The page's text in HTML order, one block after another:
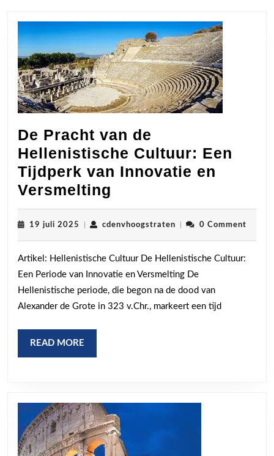
De Pracht van de
Hellenistische Cultuur: Een
Tijdperk van Innovatie en
Versmelting
Pracht
van
de
Hellenistische
Cultuur:
Een
19 juli 2025 19
cdenvhoogstratencdenvhoogstraten
0 Comment
Artikel: Hellenistische Cultuur De Hellenistische Cultuur:
Een Periode van Innovatie en Versmelting De
Hellenistische periode, die begon na de dood van
Alexander de Grote in 323 v.Chr., markeert een tijd
READ MORE
MORE